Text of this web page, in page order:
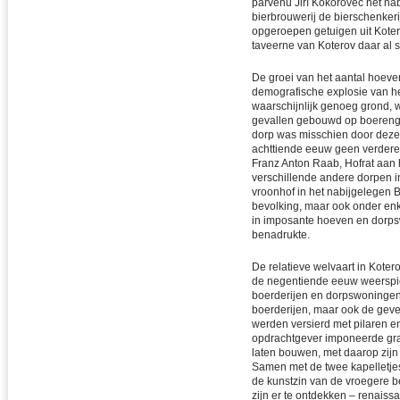
parvenu Jiří Kokořovec het
bierbrouwerij de
opgeroepen getuigen uit
taveerne van Koterov daar al
De groei van het aantal
demografische explosie van
waarschijnlijk genoeg grond,
gevallen gebouwd op
dorp was misschien door
achttiende eeuw geen
Franz Anton Raab, Hofrat
verschillende andere dorpen
vroonhof in het nabijgelegen
bevolking, maar ook onder
in imposante hoeven en
benadrukte.
De relatieve welvaart in
de negentiende eeuw
boerderijen en
boerderijen, maar ook de
werden versierd met pilaren
opdrachtgever imponeerde
laten bouwen, met daarop
Samen met de twee
de kunstzin van de vroegere
zijn er te ontdekken –